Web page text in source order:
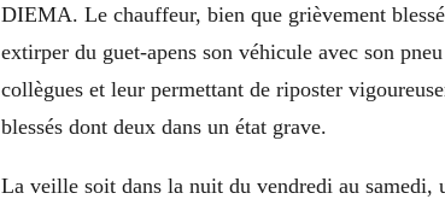
DIEMA. Le chauffeur, bien que grièvement
extirper du guet-apens son véhicule avec son
collègues et leur permettant de riposter
blessés dont deux dans un état grave.
La veille soit dans la nuit du vendredi au